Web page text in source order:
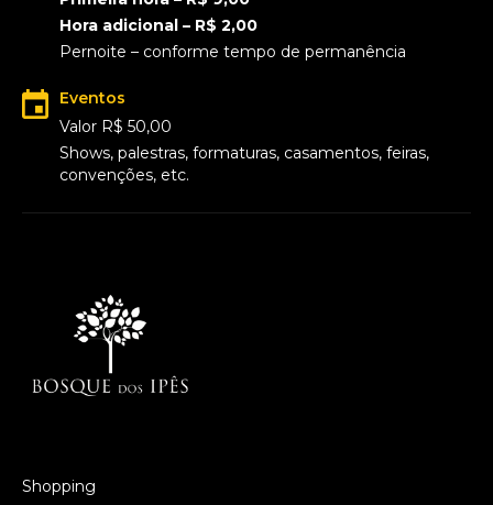
Hora adicional – R$ 2,00
Pernoite – conforme tempo de permanência
Eventos
Valor R$ 50,00
Shows, palestras, formaturas, casamentos, feiras,
convenções, etc.
Shopping